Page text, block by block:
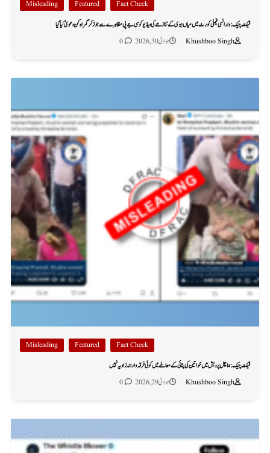
Fact Check
Featured
Misleading
فیکٹ چیک: وارانسی فیملی کورٹ میں میاں بیوی کے تنازعے کی ویڈیو کو سی جے پی مظاہرے سے جوڑ کر گمراہ کن دعویٰ کیا گیا
Khushboo Singh
جولائی 30, 2026 0
Fact Check
Featured
Misleading
فیکٹ چیک: ہماچل پردیش میں خواتین کی پٹائی کے معاملے میں کوئی فرقہ وارانہ زاویہ نہیں
Khushboo Singh
جولائی 29, 2026 0